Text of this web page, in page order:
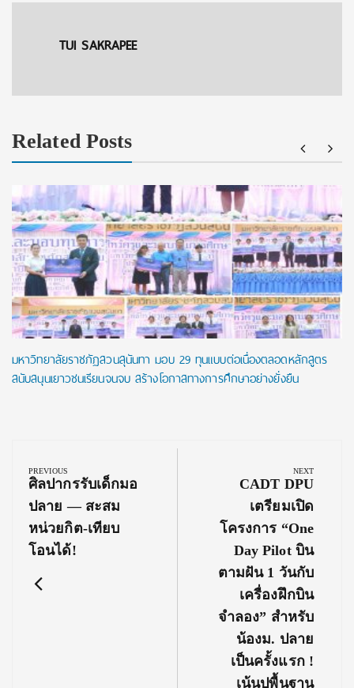
TUI SAKRAPEE
Related Posts
มหาวิทยาลัยราชภัฏสวนสุนันทา มอบ 29 ทุนแบบต่อเนื่องตลอดหลักสูตร
สนับสนุนเยาวชนเรียนจนจบ สร้างโอกาสทางการศึกษาอย่างยั่งยืน
navigation
PREVIOUS
Previous
Post:
ศิลปากรรับเด็กมอ
ปลาย — สะสม
หน่วยกิต-เทียบ
โอนได้!
NEXT
Next
Post:
CADT DPU
เตรียมเปิด
โครงการ “One
Day Pilot บิน
ตามฝัน 1 วันกับ
เครื่องฝึกบิน
จำลอง” สำหรับ
น้องม. ปลาย
เป็นครั้งแรก !
เน้นปูพื้นฐาน